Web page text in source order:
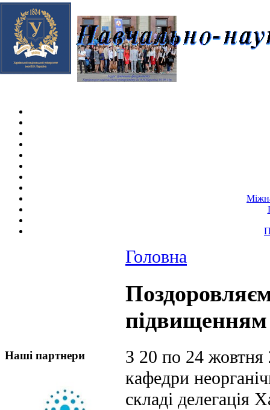
Skip navigation
Наші партнери
Головна
підвищенням
З 20 по 24
кафедри
складі делегація